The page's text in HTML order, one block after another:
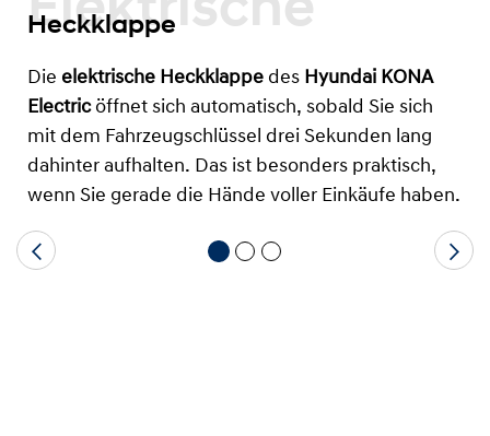
Elektrische
Heckklappe
Die elektrische Heckklappe des Hyundai KONA
Electric öffnet sich automatisch, sobald Sie sich
mit dem Fahrzeugschlüssel drei Sekunden lang
dahinter aufhalten. Das ist besonders praktisch,
wenn Sie gerade die Hände voller Einkäufe haben.